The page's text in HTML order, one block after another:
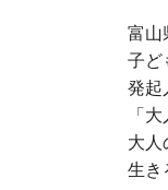
富山
子ど
発起
「
大人
生き